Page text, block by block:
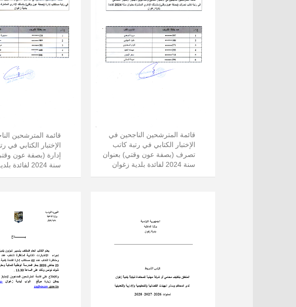
قائمة المترشحين
الإختبار الكتابي في
إدارة (بصفة عون
سنة 2024 لفائدة بلدية زغوان
قائمة المترشحين الناجحين في
الإختبار الكتابي في رتبة كاتب
تصرف (بصفة عون وقتي) بعنوان
سنة 2024 لفائدة بلدية زغوان